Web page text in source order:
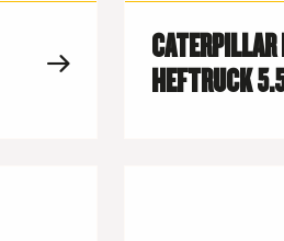
HEFTRUCK